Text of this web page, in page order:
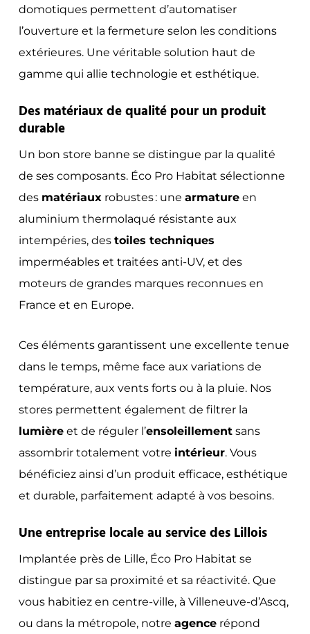
domotiques permettent d’automatiser
l’ouverture et la fermeture selon les conditions
extérieures. Une véritable solution haut de
gamme qui allie technologie et esthétique.
Des matériaux de qualité pour un produit
durable
Un bon store banne se distingue par la qualité
de ses composants. Éco Pro Habitat sélectionne
des matériauxrobustes : une armatureen
aluminium thermolaqué résistante aux
intempéries, des toiles techniques
imperméables et traitées anti-UV, et des
moteurs de grandes marques reconnues en
France et en Europe.
Ces éléments garantissent une excellente tenue
dans le temps, même face aux variations de
température, aux vents forts ou à la pluie. Nos
stores permettent également de filtrer la
lumièreet de réguler l’ensoleillementsans
assombrir totalement votre intérieur. Vous
bénéficiez ainsi d’un produit efficace, esthétique
et durable, parfaitement adapté à vos besoins.
Une entreprise locale au service des Lillois
Implantée près de Lille, Éco Pro Habitat se
distingue par sa proximité et sa réactivité. Que
vous habitiez en centre-ville, à Villeneuve-d’Ascq,
ou dans la métropole, notre agencerépond